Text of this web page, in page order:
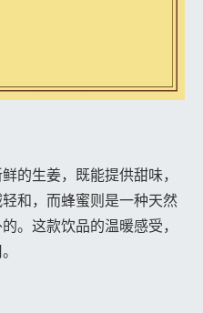
的生姜，既能提供甜味，
和，而蜂蜜则是一种天然
。这款饮品的温暖感受，